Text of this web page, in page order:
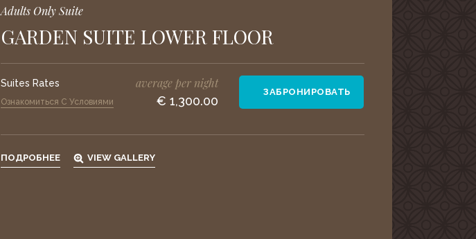
Adults Only Suite
GARDEN SUITE LOWER FLOOR
Suites Rates
Ознакомиться С Условиями
average per night
€ 1,300.00
ЗАБРОНИРОВАТЬ
ПОДРОБНЕЕ VIEW GALLERY